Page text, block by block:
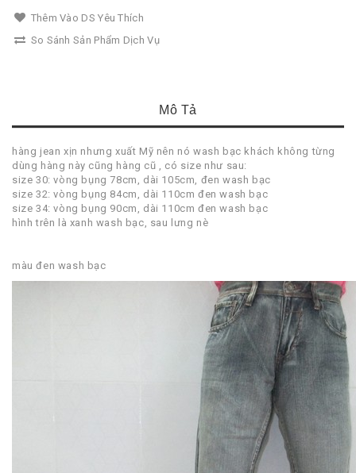
Thêm Vào DS Yêu Thích
So Sánh Sản Phẩm Dịch Vụ
Mô Tả
hàng jean xịn nhưng xuất Mỹ nên nó wash bạc khách không từng
dùng hàng này cũng hàng cũ , có size như sau:
size 30: vòng bụng 78cm, dài 105cm, đen wash bạc
size 32: vòng bụng 84cm, dài 110cm đen wash bạc
size 34: vòng bụng 90cm, dài 110cm đen wash bạc
hình trên là xanh wash bạc, sau lưng nè
màu đen wash bạc